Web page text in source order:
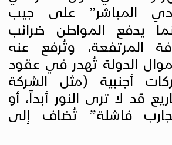
المباشر” على جيب
يدفع المواطن ضرائب
المرتفعة، وتُرفع عنه
الدولة تُهدر في عقود
أجنبية (مثل الشركة
قد لا ترى النور أبداً، أو
فاشلة” تُضاف إلى